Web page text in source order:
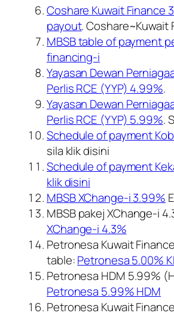
Coshare Kuwait Finance
payout. Coshare~Kuwait
MBSB table of payment
financing-i
Yayasan Dewan
Perlis RCE (YYP) 4.99%.
Yayasan Dewan
Perlis RCE (YYP) 5.99%.
Schedule of payment
sila klik disini
Schedule of payment
klik disini
MBSB XChange-i 3.99%
MBSB pakej XChange-i
XChange-i 4.3%
Petronesa Kuwait
table:Petronesa 5.00%
Petronesa HDM 5.99%
Petronesa 5.99% HDM
Petronesa Kuwait